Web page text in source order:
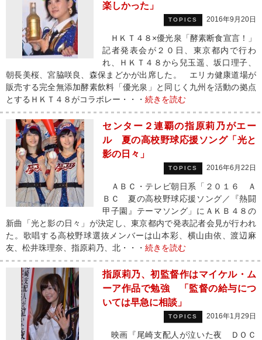
楽しかった」
TOPICS 2016年9月20日
ＨＫＴ４８×優光泉「酵素断食宣言！」
記者発表会が２０日、東京都内で行わ
れ、ＨＫＴ４８から兒玉遥、坂口理子、
朝長美桜、宮脇咲良、森保まどかが出席した。 エリカ健康道場が
販売する完全無添加酵素飲料「優光泉」と同じく九州を活動の拠点
とするＨＫＴ４８がコラボレー・・・ 続きを読む
センター２連覇の指原莉乃がエー
ル 夏の高校野球応援ソング「光と
影の日々」
TOPICS 2016年6月22日
ＡＢＣ・テレビ朝日系「２０１６ Ａ
ＢＣ 夏の高校野球応援ソング／『熱闘
甲子園』テーマソング」にＡＫＢ４８の
新曲「光と影の日々」が決定し、東京都内で発表記者会見が行われ
た。歌唱する高校野球選抜メンバーは山本彩、横山由依、渡辺麻
友、松井珠理奈、指原莉乃、北・・・ 続きを読む
指原莉乃、初監督作はマイケル・ム
ーア作品で勉強 「監督の給与につ
いては早急に相談」
TOPICS 2016年1月29日
映画『尾崎支配人が泣いた夜 ＤＯＣ